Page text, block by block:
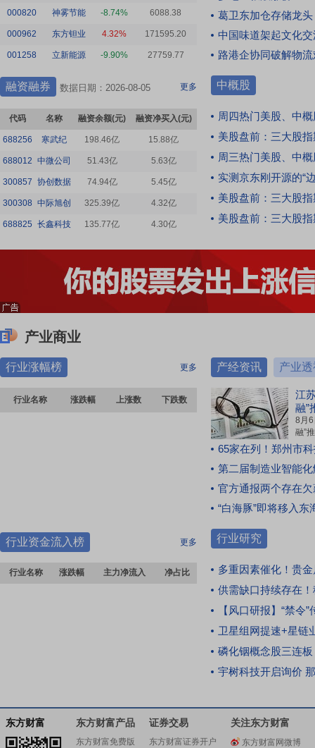
大规模集群演进，一场围绕“如何让数据跑得更
快、更省电”的光互联技术迭代也在加速。[点击
供应链涨价信号全面释放 成本压力贯穿全年】原
期旺季，今年却演变为不少消费者口中“最贵装机
季”。[点击查看全文]
05:17
【天合光能上半年归母净利润减亏超九
成：T1 Energy股权处置“输血”近26亿元】8月6
日晚间，天合光能（SH688599，股价13.83元，
内，公司实现营业收入319.85亿元，同比增长
【存储、“大脑”芯片双双涨价 智能手机
告别“高配低价”】智能手机行业正在经历罕见的
点】周四（8月6日）纽约尾盘（周五北京时间
元，较周三纽约尾盘涨6点，日内整体交投于
05:06 | 国际贵金属期货普遍收跌，COMEX黄金
期货跌0.15%，报4298.70美元/盎司；COMEX白
银期货跌0.81%，报61.78美元/盎司。[点击查看
【全26条】美伊最新报道08071——特朗
苛通航规定？！ [点击查看全文]
来自 布伦特原油
十面埋伏啊 20:05
[点击查看全文]
来自 财富号评论
已现，日夲最大卖家狂抛美债1837亿，这
不是 [点击查看全文]
格式化的世界 19:03
从禁令传闻到CPO替代：中国光模块八类
核心风险
深夜睡不着！A股:紧急提醒2.5亿股民!从
听我一言！
[点击查看全文]
张婷探市 17:52
深夜起来复盘！A股:全体股民系好安全带
000820 神雾节能 -8.74% 6088.38
000962 东方钽业 4.32% 171595.20
001258 立新能源 -9.90% 27759.77
融资融券 数据日期：2026-08-05 更多
代码 名称 融资余额(元) 融资净买入(元)
688256 寒武纪 198.46亿 15.88亿
688012 中微公司 51.43亿 5.63亿
300857 协创数据 74.94亿 5.45亿
300308 中际旭创 325.39亿 4.32亿
688825 长鑫科技 135.77亿 4.30亿
金、
葛卫东加仓存储龙头
中国味道架起文化
路港企协同破解物
中概股
周四热门美股、中
美股盘前：三大股指期货涨跌不
周三热门美股、中
实测京东刚开源的“边播边
美股盘前：三大股指期货齐涨
美股盘前：三大股指期货齐涨 贝森特
产业商业
行业涨幅榜 更多
行业名称 涨跌幅 上涨数 下跌数
行业资金流入榜 更多
行业名称 涨跌幅 主力净流入 净占比
产经资讯 产业
江
融”
8月6
融”
江苏
央、
智能
国影
行
司
65家在列！郑州市科
第二届制造业智能化解决方案
官方通报两个存在欠薪的
“白海豚”即将移入东海，向华东
行业研究
多重因素催化！贵金
供需缺口持续存在！稀土
【风口研报】“禁令”传闻落地难度
卫星组网提速+星链业绩爆发 卫
磷化铟概念股三连板！英伟达、
宇树科技开启询价 那些
东方财富 东方财富产品
东方财富免费版
证券交易
东方财富证券开户
关注东方财富
东方财富网微博